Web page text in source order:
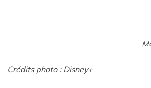
Crédits photo : Disney+